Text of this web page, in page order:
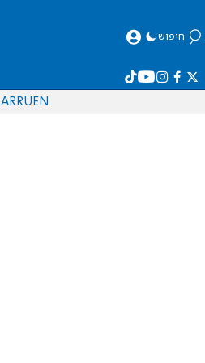
חיפוש
EN
RU
AR